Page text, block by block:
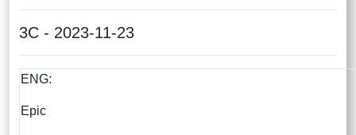
3C - 2023-11-23
ENG:
Epic